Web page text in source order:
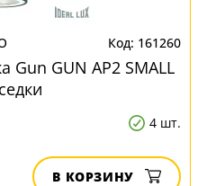
161260
Gun GUN AP2 SMALL
4 шт.
В КОРЗИНУ